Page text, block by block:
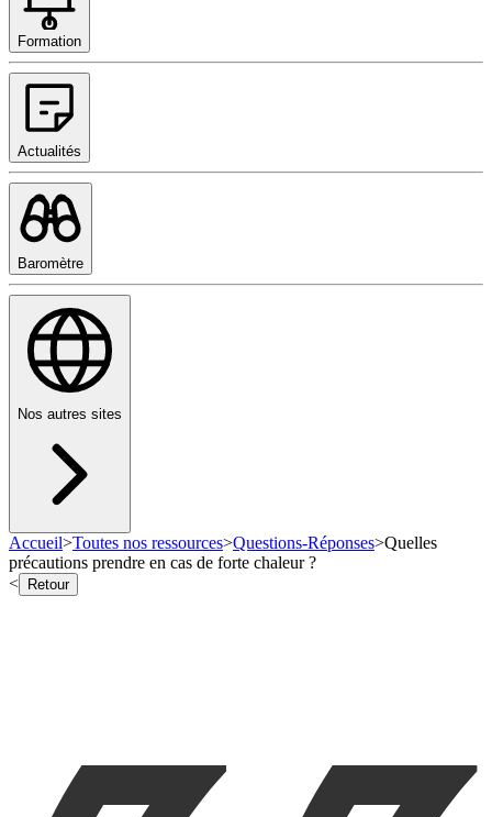
Formation
Actualités
Baromètre
Nos autres sites
Accueil>Toutes nos ressources>Questions-Réponses>Quelles
précautions prendre en cas de forte chaleur ?
<
Retour